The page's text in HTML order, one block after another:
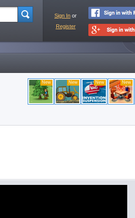
Sign In or
Register
New New New New